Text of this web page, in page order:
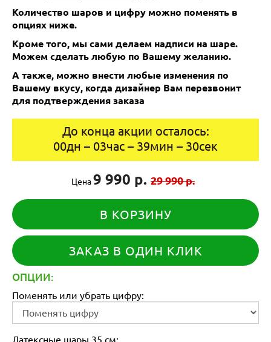
Количество шаров и цифру можно поменять в
опциях ниже.
Кроме того, мы сами делаем надписи на шаре.
Можем сделать любую по Вашему желанию.
А также, можно внести любые изменения по
Вашему вкусу, когда дизайнер Вам перезвонит
для подтверждения заказа
До конца акции осталось:
00дн – 03час – 39мин – 30сек
Цена9 990 р. 29 990 р.
В КОРЗИНУ
ЗАКАЗ В ОДИН КЛИК
ОПЦИИ:
Поменять или убрать цифру:
Латексные шары 35 см: